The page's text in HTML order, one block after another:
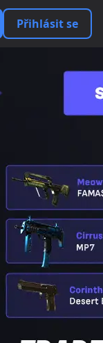
Přihlásit se